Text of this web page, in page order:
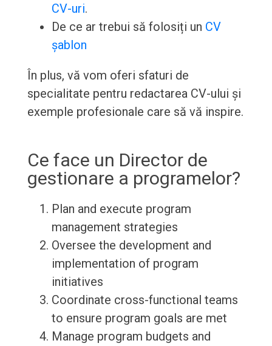
CV-uri.
De ce ar trebui să folosiți un CV
șablon
În plus, vă vom oferi sfaturi de
specialitate pentru redactarea CV-ului și
exemple profesionale care să vă inspire.
Ce face un Director de
gestionare a programelor?
Plan and execute program
management strategies
Oversee the development and
implementation of program
initiatives
Coordinate cross-functional teams
to ensure program goals are met
Manage program budgets and